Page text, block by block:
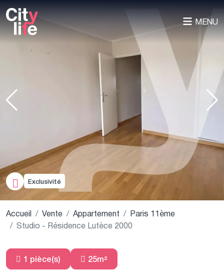
MENU
Exclusivité
Accueil Vente Appartement
Paris 11ème
Studio - Résidence Lutèce 2000
1 pièce(s) 25m²